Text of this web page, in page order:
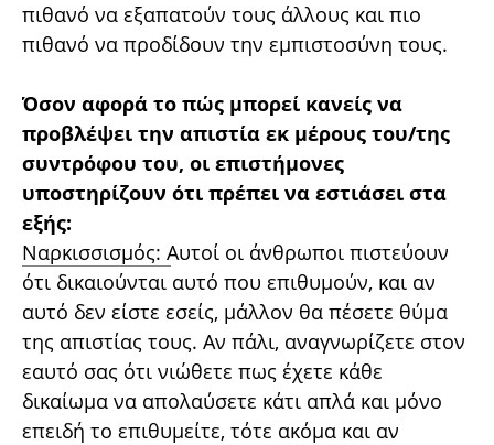
πιθανό να εξαπατούν τους άλλους και πιο
πιθανό να προδίδουν την εμπιστοσύνη τους.
Όσον αφορά το πώς μπορεί κανείς να
προβλέψει την απιστία εκ μέρους του/της
συντρόφου του, οι επιστήμονες
υποστηρίζουν ότι πρέπει να εστιάσει στα
εξής:
Ναρκισσισμός: Αυτοί οι άνθρωποι πιστεύουν
ότι δικαιούνται αυτό που επιθυμούν, και αν
αυτό δεν είστε εσείς, μάλλον θα πέσετε θύμα
της απιστίας τους. Αν πάλι, αναγνωρίζετε στον
εαυτό σας ότι νιώθετε πως έχετε κάθε
δικαίωμα να απολαύσετε κάτι απλά και μόνο
επειδή το επιθυμείτε, τότε ακόμα και αν